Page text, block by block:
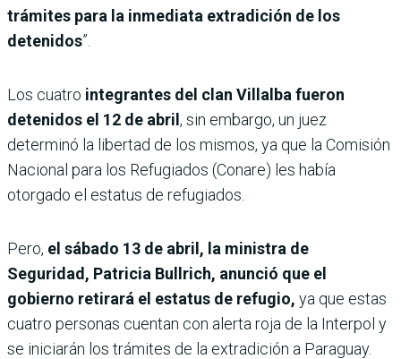
trámites para la inmediata extradición de los
detenidos”.
Los cuatro integrantes del clan Villalba fueron
detenidos el 12 de abril , sin embargo, un juez
determinó la libertad de los mismos, ya que la Comisión
Nacional para los Refugiados (Conare) les había
otorgado el estatus de refugiados.
Pero, el sábado 13 de abril, la ministra de
Seguridad, Patricia Bullrich, anunció que el
gobierno retirará el estatus de refugio, ya que estas
cuatro personas cuentan con alerta roja de la Interpol y
se iniciarán los trámites de la extradición a Paraguay.